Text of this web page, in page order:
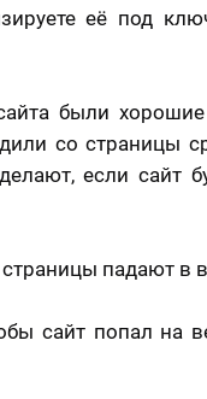
её под
были
со страницы
если сайт
падают в
сайт попал на